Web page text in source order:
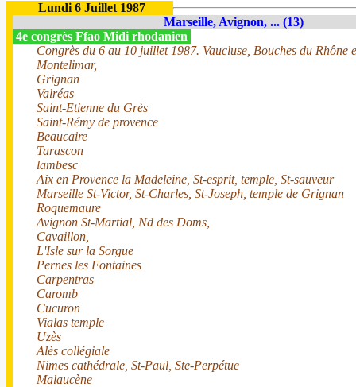
Lundi 6 Juillet 1987
Marseille, Avignon, ... (13)
4e congrès Ffao Midi rhodanien
Congrès du 6 au 10 juillet 1987. Vaucluse, Bouches du Rhône
Montelimar,
Grignan
Valréas
Saint-Etienne du Grès
Saint-Rémy de provence
Beaucaire
Tarascon
lambesc
Aix en Provence la Madeleine, St-esprit, temple, St-sauveur
Marseille St-Victor, St-Charles, St-Joseph, temple de Grignan
Roquemaure
Avignon St-Martial, Nd des Doms,
Cavaillon,
L'Isle sur la Sorgue
Pernes les Fontaines
Carpentras
Caromb
Cucuron
Vialas temple
Uzès
Alès collégiale
Nimes cathédrale, St-Paul, Ste-Perpétue
Malaucène